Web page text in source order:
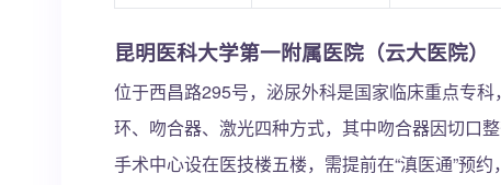
昆明医科大学第一附属医院（云大医院）
位于西昌路295号，泌尿外科是国家临床重点专
环、吻合器、激光四种方式，其中吻合器因切口
手术中心设在医技楼五楼，需提前在“滇医通”预